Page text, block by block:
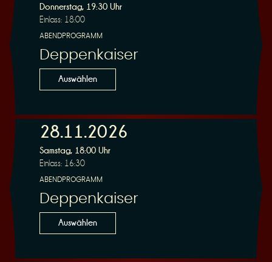
Donnerstag, 19:30 Uhr
Einlass: 18:00
ABENDPROGRAMM
Deppenkaiser
Auswählen
28.11.2026
Samstag, 18:00 Uhr
Einlass: 16:30
ABENDPROGRAMM
Deppenkaiser
Auswählen